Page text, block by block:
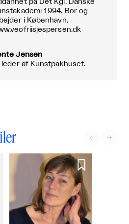
på Det Kgl. Danske
1994. Bor og
i København.
Jensen
leder af Kunstpakhuset.
 
